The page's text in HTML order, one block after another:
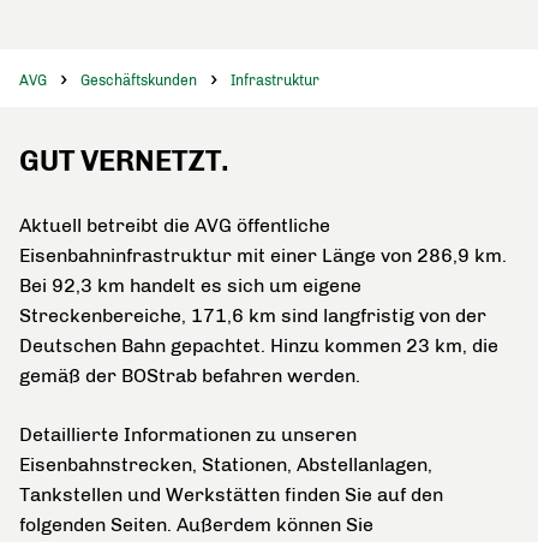
AVG Geschäftskunden Infrastruktur
GUT VERNETZT.
Aktuell betreibt die AVG öffentliche
Eisenbahninfrastruktur mit einer Länge von 286,9 km.
Bei 92,3 km handelt es sich um eigene
Streckenbereiche, 171,6 km sind langfristig von der
Deutschen Bahn gepachtet. Hinzu kommen 23 km, die
gemäß der BOStrab befahren werden.
Detaillierte Informationen zu unseren
Eisenbahnstrecken, Stationen, Abstellanlagen,
Tankstellen und Werkstätten finden Sie auf den
folgenden Seiten. Außerdem können Sie